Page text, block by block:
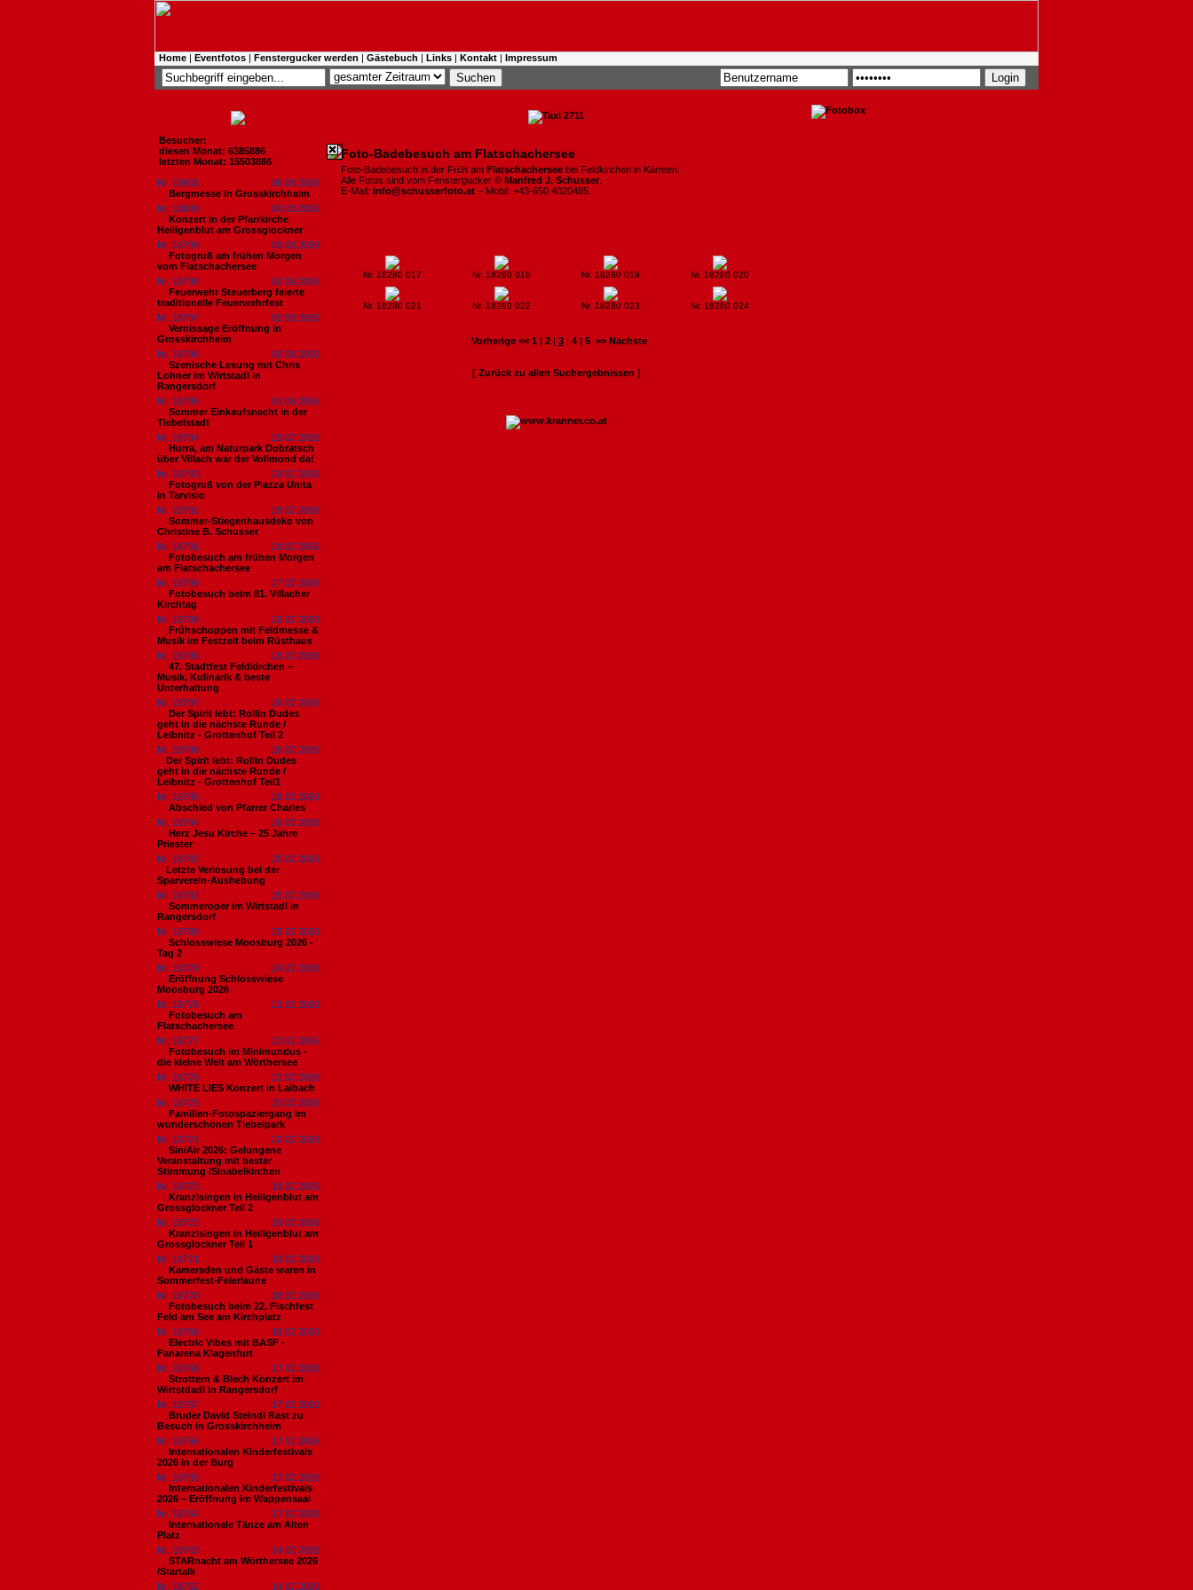
Home | Eventfotos | Fenstergucker werden | Gästebuch | Links | Kontakt | Impressum
Besucher:
diesen Monat: 6385886
letzten Monat: 15503886
Nr. 18801
06.08.2026
Bergmesse in Grosskirchheim
Nr. 18800
03.08.2026
Konzert in der Pfarrkirche
Heiligenblut am Grossglockner
Nr. 18799
03.08.2026
Fotogruß am frühen Morgen
vom Flatschachersee
Nr. 18798
02.08.2026
Feuerwehr Steuerberg feierte
traditionelle Feuerwehrfest
Nr. 18797
02.08.2026
Vernissage Eröffnung in
Grosskirchheim
Nr. 18796
02.08.2026
Szenische Lesung mit Chris
Lohner im Wirtstadl in
Rangersdorf
Nr. 18795
01.08.2026
Sommer Einkaufsnacht in der
Tiebelstadt
Nr. 18794
29.07.2026
Hurra, am Naturpark Dobratsch
über Villach war der Vollmond da!
Nr. 18793
29.07.2026
Fotogruß von der Piazza Unita
in Tarvisio
Nr. 18792
29.07.2026
Sommer-Stiegenhausdeko von
Christine B. Schusser
Nr. 18791
29.07.2026
Fotobesuch am frühen Morgen
am Flatschachersee
Nr. 18790
27.07.2026
Fotobesuch beim 81. Villacher
Kirchtag
Nr. 18789
26.07.2026
Frühschoppen mit Feldmesse &
Musik im Festzelt beim Rüsthaus
Nr. 18788
26.07.2026
47. Stadtfest Feldkirchen –
Musik, Kulinarik & beste
Unterhaltung
Nr. 18787
26.07.2026
Der Spirit lebt: Rollin Dudes
geht in die nächste Runde /
Leibnitz - Grottenhof Teil 2
Nr. 18786
26.07.2026
​Der Spirit lebt: Rollin Dudes
geht in die nächste Runde /
Leibnitz - Grottenhof Teil1
Nr. 18785
26.07.2026
Abschied von Pfarrer Charles
Nr. 18784
26.07.2026
Herz Jesu Kirche – 25 Jahre
Priester
Nr. 18783
25.07.2026
​Letzte Verlosung bei der
Sparverein-Aushebung
Nr. 18782
25.07.2026
Sommeroper im Wirtstadl in
Rangersdorf
Nr. 18780
25.07.2026
Schlosswiese Moosburg 2026 -
Tag 2
Nr. 18779
24.07.2026
Eröffnung Schlosswiese
Moosburg 2026
Nr. 18778
23.07.2026
Fotobesuch am
Flatschachersee
Nr. 18777
23.07.2026
Fotobesuch im Minimundus -
die kleine Welt am Wörthersee
Nr. 18776
22.07.2026
WHITE LIES Konzert in Laibach
Nr. 18775
20.07.2026
Familien-Fotospaziergang im
wunderschönen Tiebelpark
Nr. 18774
20.07.2026
SiniAir 2026: Gelungene
Veranstaltung mit bester
Stimmung /Sinabelkirchen
Nr. 18773
19.07.2026
Kranzlsingen in Heiligenblut am
Grossglockner Teil 2
Nr. 18772
19.07.2026
Kranzlsingen in Heiligenblut am
Grossglockner Teil 1
Nr. 18771
19.07.2026
Kameraden und Gäste waren in
Sommerfest-Feierlaune
Nr. 18770
18.07.2026
Fotobesuch beim 22. Fischfest
Feld am See am Kirchplatz
Nr. 18769
18.07.2026
Electric Vibes mit BASF -
Fanarena Klagenfurt
Nr. 18768
17.07.2026
Strottern & Blech Konzert im
Wirtstdadl in Rangersdorf
Nr. 18767
17.07.2026
Bruder David Steindl Rast zu
Besuch in Grosskirchheim
Nr. 18766
17.07.2026
Internationalen Kinderfestivals
2026 in der Burg
Nr. 18765
17.07.2026
Internationalen Kinderfestivals
2026 – Eröffnung im Wappensaal
Nr. 18764
17.07.2026
Internationale Tänze am Alten
Platz
Nr. 18763
14.07.2026
STARnacht am Wörthersee 2026
/Startalk
Nr. 18762
14.07.2026
Foto-Badebesuch am Flatschachersee
Foto-Badebesuch in der Früh am Flatschachersee bei Feldkirchen in Kärnten.
Alle Fotos sind vom Fenstergucker © Manfred J. Schusser
E-Mail: info@schusserfoto.at – Mobil: +43-650 4020485.
Nr. 18280 017 Nr. 18280 018 Nr. 18280 019 Nr. 18280 020
Nr. 18280 021 Nr. 18280 022 Nr. 18280 023 Nr. 18280 024
: Vorherige << 1 | 2| 3| 4| 5 >> Nächste
[ Zurück zu allen Suchergebnissen ]